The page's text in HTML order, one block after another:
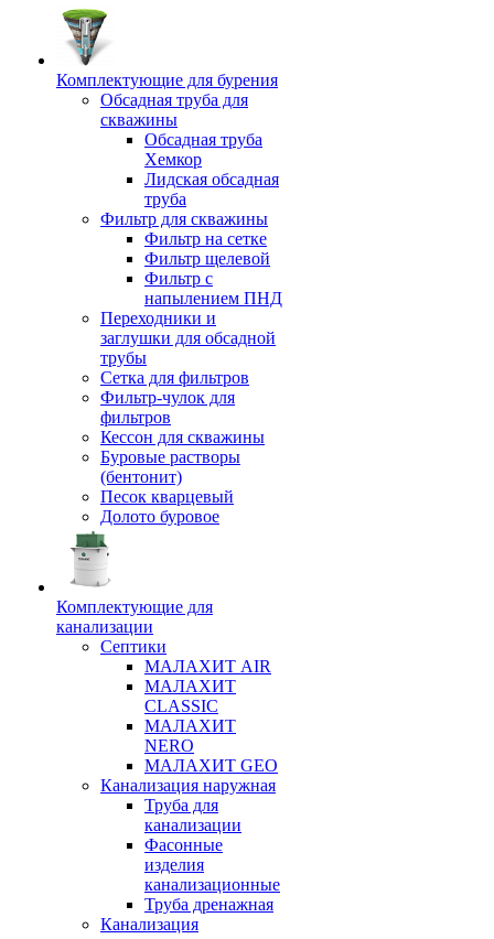
Комплектующие для бурения
Обсадная труба для
скважины
Обсадная труба
Хемкор
Лидская обсадная
труба
Фильтр для скважины
Фильтр на сетке
Фильтр щелевой
Фильтр с
напылением ПНД
Переходники и
заглушки для обсадной
трубы
Сетка для фильтров
Фильтр-чулок для
фильтров
Кессон для скважины
Буровые растворы
(бентонит)
Песок кварцевый
Долото буровое
Комплектующие для
канализации
Септики
МАЛАХИТ AIR
МАЛАХИТ
CLASSIC
МАЛАХИТ
NERO
МАЛАХИТ GEO
Канализация наружная
Труба для
канализации
Фасонные
изделия
канализационные
Труба дренажная
Канализация